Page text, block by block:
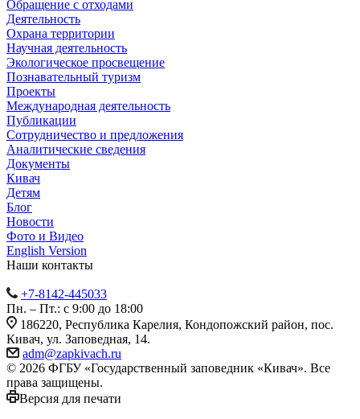
Обращение с отходами
Деятельность
Охрана территории
Научная деятельность
Экологическое просвещение
Познавательный туризм
Проекты
Международная деятельность
Публикации
Сотрудничество и предложения
Аналитические сведения
Документы
Кивач
Детям
Блог
Новости
Фото и Видео
English Version
Наши контакты
+7-8142-445033
Пн. – Пт.: с 9:00 до 18:00
186220, Республика Карелия, Кондопожский район, пос.
Кивач, ул. Заповедная, 14.
adm@zapkivach.ru
© 2026 ФГБУ «Государственный заповедник «Кивач». Все
права защищены.
Версия для печати